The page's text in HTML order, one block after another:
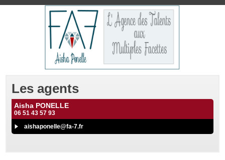
Les agents
Aisha PONELLE
06 51 43 57 93
aishaponelle@fa-7.fr